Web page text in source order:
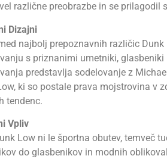
različne preobrazbe in se prilagodil
Dizajni
najbolj prepoznavnih različic
s priznanimi umetniki,
predstavlja sodelovanje z
ki so postale prava mojstrovina v
tendenc.
Vpliv
Low ni le športna obutev, temveč
do glasbenikov in modnih